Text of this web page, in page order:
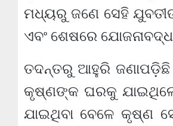
ମଧ୍ୟରୁ ଜଣେ ସେହି
ଏବଂ ଶେଷରେ
ତଦନ୍ତରୁ ଆହୁରି
କୃଷ୍ଣଙ୍କ ଘରକୁ
ଯାଇଥିବା ବେଳେ କୃଷ୍ଣ